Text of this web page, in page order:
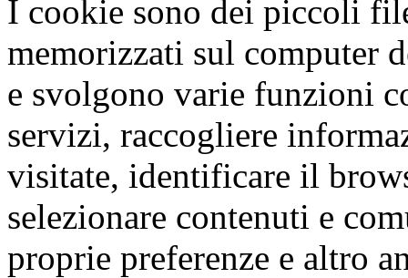
I cookie sono dei piccoli
memorizzati sul computer
e svolgono varie funzioni
servizi, raccogliere
visitate, identificare il
selezionare contenuti e
proprie preferenze e altro